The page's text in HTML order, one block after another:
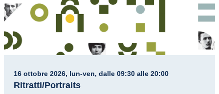
16 ottobre 2026, lun-ven, dalle 09:30 alle 20:00
Ritratti/Portraits